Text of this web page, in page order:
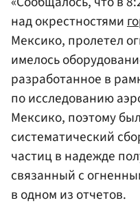
над окрестностями
Мексико, пролетел
имелось
разработанное в
по исследованию
Мексико, поэтому
систематический
частиц в надежде
связанный с
в одном из отчетов.